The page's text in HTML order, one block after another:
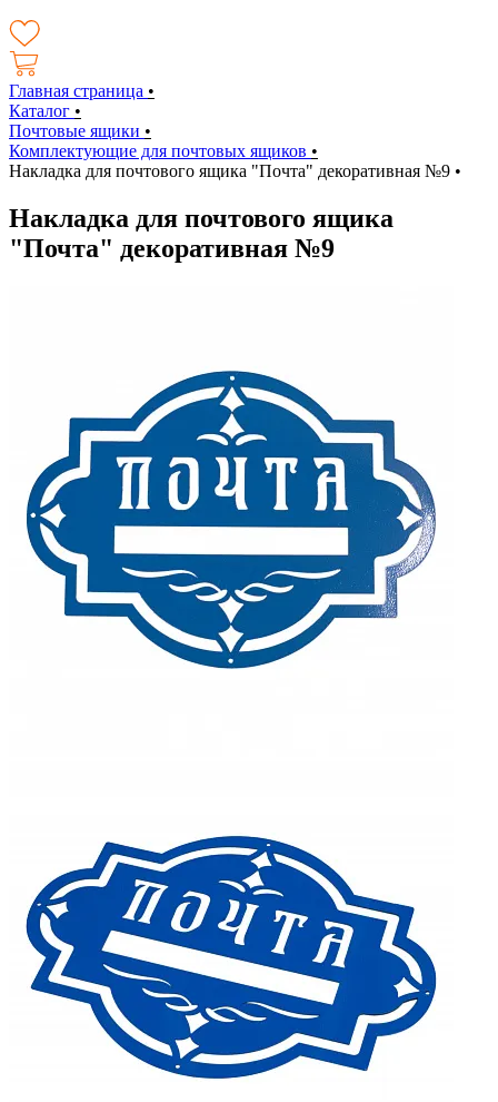
Главная страница •
Каталог •
Почтовые ящики •
Комплектующие для почтовых ящиков •
Накладка для почтового ящика "Почта" декоративная №9 •
Накладка для почтового ящика
"Почта" декоративная №9